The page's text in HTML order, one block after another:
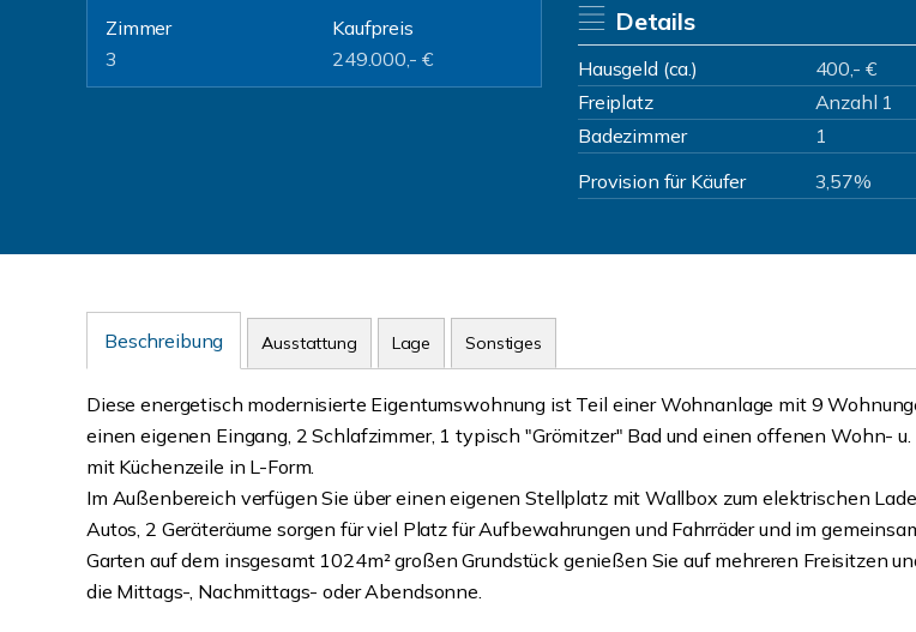
Zimmer
3
Kaufpreis
249.000,- €
Details
Hausgeld (ca.) 400,- €
Freiplatz
Anzahl 1
Badezimmer
1
Provision für Käufer
3,57%
Beschreibung Ausstattung Lage Sonstiges
Diese energetisch modernisierte Eigentumswohnung ist Teil einer Wohnanlage mit 9
einen eigenen Eingang, 2 Schlafzimmer, 1 typisch "Grömitzer" Bad und einen offenen Wohn- u.
mit Küchenzeile in L-Form.
Im Außenbereich verfügen Sie über einen eigenen Stellplatz mit Wallbox zum elektrischen
Autos, 2 Geräteräume sorgen für viel Platz für Aufbewahrungen und Fahrräder und im
Garten auf dem insgesamt 1024m² großen Grundstück genießen Sie auf mehreren Freisitzen
die Mittags-, Nachmittags- oder Abendsonne.